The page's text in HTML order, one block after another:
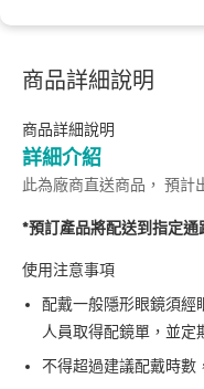
商品詳細說明
商品詳細說明
詳細介紹
此為廠商直送商品， 預計
*預訂產品將配送到指定通
使用注意事項
配戴一般隱形眼鏡須經
人員取得配鏡單，並定
不得超過建議配戴時數